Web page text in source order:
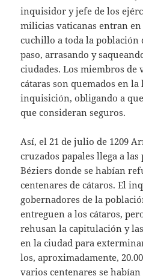
inquisidor y jefe de los
milicias vaticanas entran en
cuchillo a toda la población
paso, arrasando y
ciudades. Los miembros de
cátaras son quemados en la
inquisición, obligando a
que consideran seguros.
Así, el 21 de julio de 1209
cruzados papales llega a
Béziers donde se habían
centenares de cátaros. El
gobernadores de la
entreguen a los cátaros,
rehusan la capitulación y
en la ciudad para
los, aproximadamente,
varios centenares se